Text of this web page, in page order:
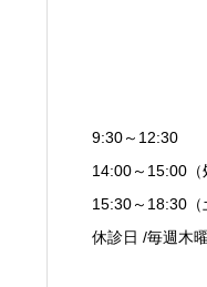
9:30～12:30
14:00～15:00（
15:30～18:30（
休診日 /毎週木